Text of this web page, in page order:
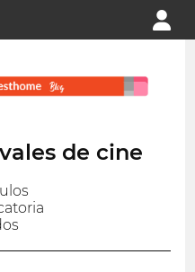
de cine